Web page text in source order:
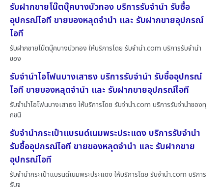
รับฝากขายโน๊ตบุ๊คบางบัวทอง บริการรับจำนำ รับซื้อ
อุปกรณ์ไอที ขายของหลุดจำนำ และ รับฝากขายอุปกรณ์
ไอที
รับฝากขายโน๊ตบุ๊คบางบัวทอง ให้บริการโดย รับจํานํา.com บริการรับจำนำ
ของ
รับจำนำไอโฟนบางเสาธง บริการรับจำนำ รับซื้ออุปกรณ์
ไอที ขายของหลุดจำนำ และ รับฝากขายอุปกรณ์ไอที
รับจำนำไอโฟนบางเสาธง ให้บริการโดย รับจํานํา.com บริการรับจำนำของทุ
กชนิ
รับจำนำกระเป๋าแบรนด์เนมพระประแดง บริการรับจำนำ
รับซื้ออุปกรณ์ไอที ขายของหลุดจำนำ และ รับฝากขาย
อุปกรณ์ไอที
รับจำนำกระเป๋าแบรนด์เนมพระประแดง ให้บริการโดย รับจํานํา.com บริการ
รับจ